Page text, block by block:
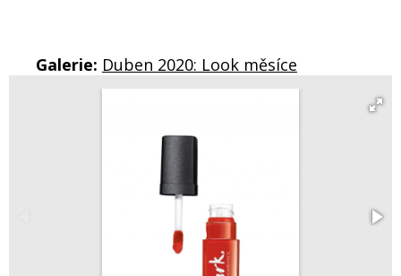
Galerie: Duben 2020: Look měsíce